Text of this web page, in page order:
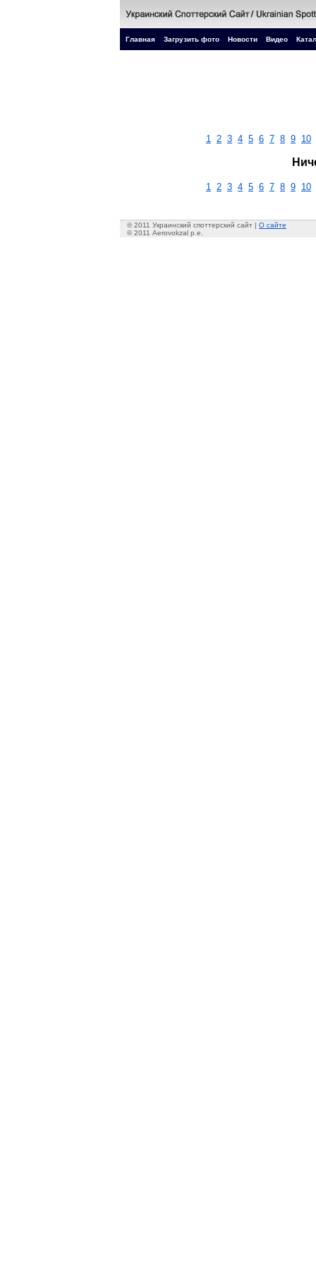
Главная Загрузить фото Новости Видео
1 2 3 4 5 6 7 8 9 10
1 2 3 4 5 6 7 8 9 10
© 2011 Украинский споттерский сайт | О сайте
© 2011 Aerovokzal p.e.